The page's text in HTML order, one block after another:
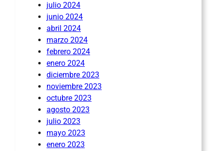
julio 2024
junio 2024
abril 2024
marzo 2024
febrero 2024
enero 2024
diciembre 2023
noviembre 2023
octubre 2023
agosto 2023
julio 2023
mayo 2023
enero 2023